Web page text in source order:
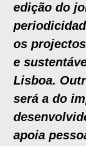
edição do
os
e
Lisboa.
será a do
apoia